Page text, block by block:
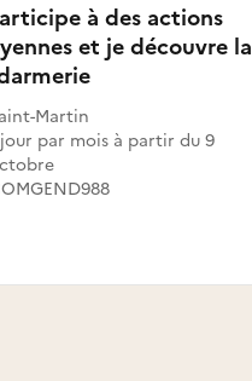
à des actions
et je découvre la
Martin